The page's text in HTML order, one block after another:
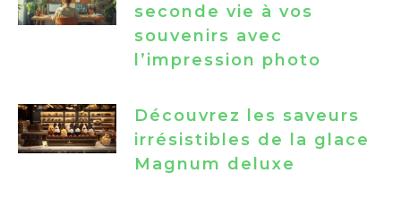
seconde vie à vos
souvenirs avec
l’impression photo
Découvrez les saveurs
irrésistibles de la glace
Magnum deluxe